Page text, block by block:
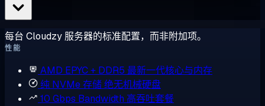
每台 Cloudzy 服务器的标准配置，而非附加项。
性能
AMD EPYC + DDR5 最新一代核心与内存
纯 NVMe 存储绝无机械硬盘
10 Gbps Bandwidth 高吞吐套餐